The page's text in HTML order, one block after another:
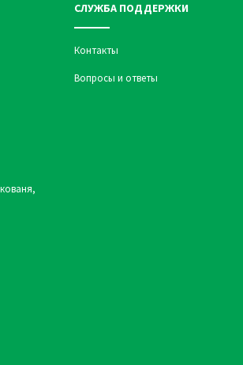
СЛУЖБА ПОДДЕРЖКИ
Контакты
Вопросы и ответы